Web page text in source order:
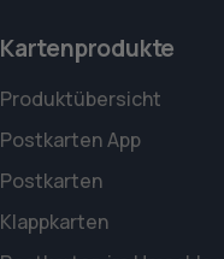
Kartenprodukte
Produktübersicht
Postkarten App
Postkarten
Klappkarten